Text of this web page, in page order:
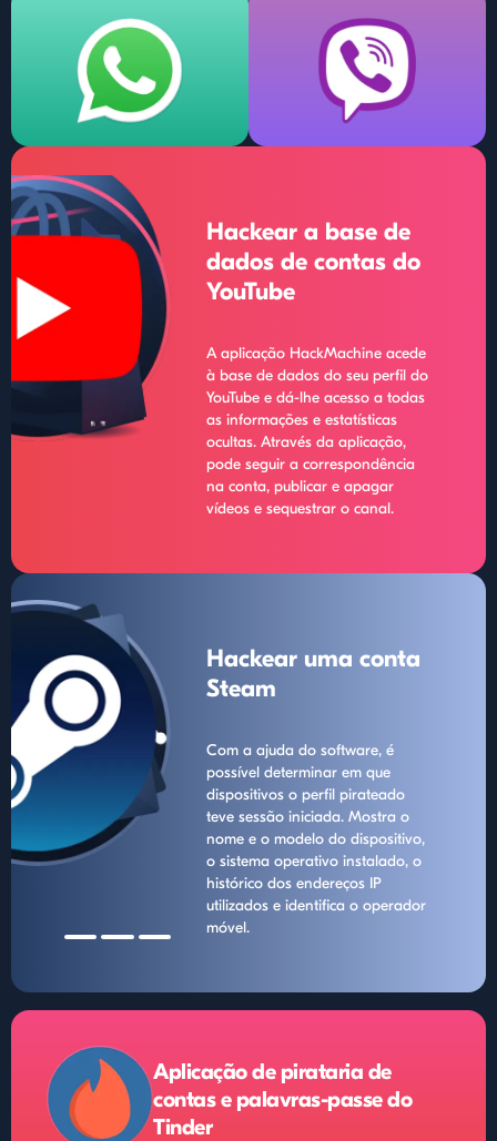
Hackear a base de
dados de contas do
YouTube
A aplicação HackMachine acede
à base de dados do seu perfil do
YouTube e dá-lhe acesso a todas
as informações e estatísticas
ocultas. Através da aplicação,
pode seguir a correspondência
na conta, publicar e apagar
vídeos e sequestrar o canal.
Hackear uma conta
Steam
Com a ajuda do software, é
possível determinar em que
dispositivos o perfil pirateado
teve sessão iniciada. Mostra o
nome e o modelo do dispositivo,
o sistema operativo instalado, o
histórico dos endereços IP
utilizados e identifica o operador
móvel.
Aplicação de pirataria de
contas e palavras-passe do
Tinder